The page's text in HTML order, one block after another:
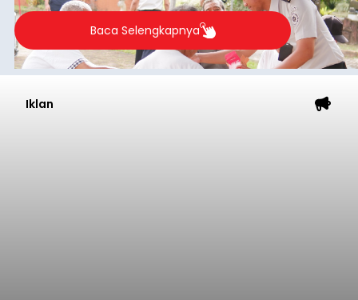
Baca Selengkapnya
Iklan